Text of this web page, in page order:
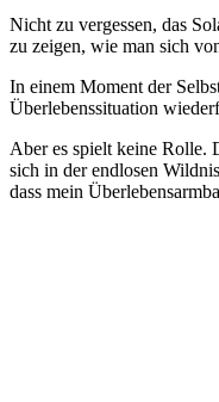
Nicht zu vergessen, das
zu zeigen, wie man sich
In einem Moment der
Überlebenssituation
Aber es spielt keine Rolle.
sich in der endlosen
dass mein